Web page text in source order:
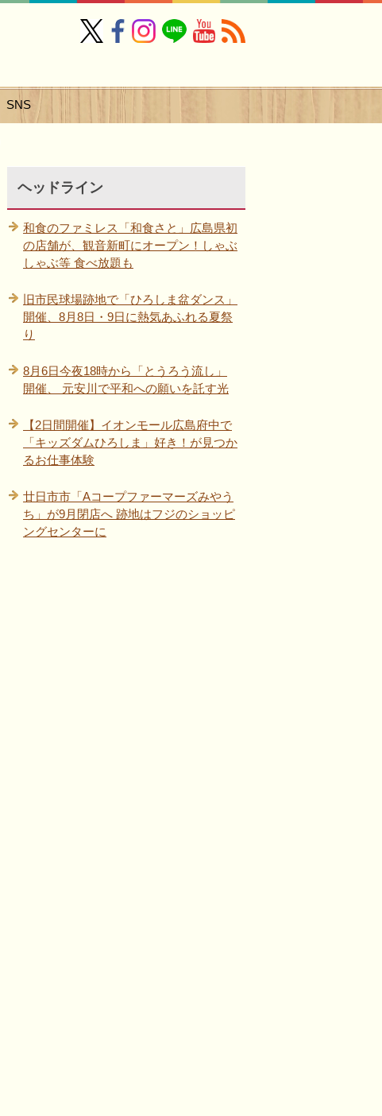
SNS
ヘッドライン
和食のファミレス「和食さと」広島県初
の店舗が、観音新町にオープン！しゃぶ
しゃぶ等 食べ放題も
旧市民球場跡地で「ひろしま盆ダンス」
開催、8月8日・9日に熱気あふれる夏祭
り
8月6日今夜18時から「とうろう流し」
開催、 元安川で平和への願いを託す光
【2日間開催】イオンモール広島府中で
「キッズダムひろしま」好き！が見つか
るお仕事体験
廿日市市「Aコープファーマーズみやう
ち」が9月閉店へ 跡地はフジのショッピ
ングセンターに